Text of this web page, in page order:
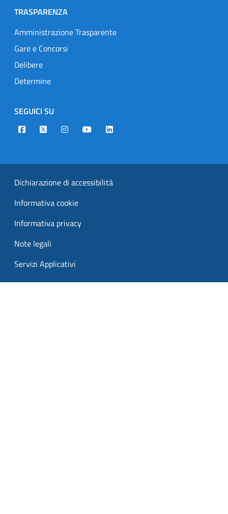
TRASPARENZA
Amministrazione Trasparente
Gare e Concorsi
Delibere
Determine
SEGUICI SU
Designers Italia
TwitterInstagramYoutubeLinkedin
Dichiarazione di accessibilità
Informativa cookie
Informativa privacy
Note legali
Servizi Applicativi